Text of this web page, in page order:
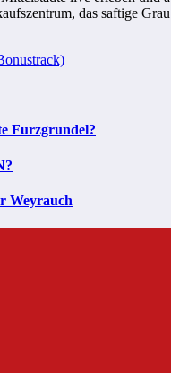
das saftige
Furzgrundel?
Weyrauch